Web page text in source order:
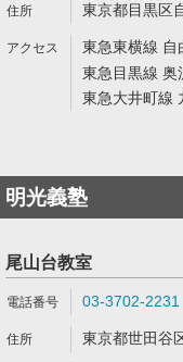
東京都目黒区
東急東横線 自
東急目黒線 奥
東急大井町線
明光義塾
尾山台教室
03-3702-2231
東京都世田谷